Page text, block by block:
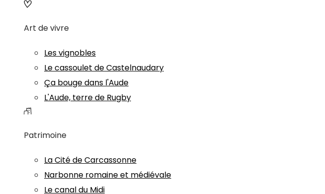
Art de vivre
Les vignobles
Le cassoulet de Castelnaudary
Ça bouge dans l'Aude
L'Aude, terre de Rugby
Patrimoine
La Cité de Carcassonne
Narbonne romaine et médiévale
Le canal du Midi